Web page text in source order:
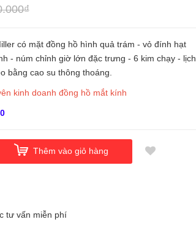
có mặt đồng hồ hình quả trám - vỏ đính hạt
- núm chỉnh giờ lớn đặc trưng - 6 kim chạy - lịch
bằng cao su thông thoáng.
kinh doanh đồng hồ mắt kính
Thêm vào giỏ hàng
tư vấn miễn phí